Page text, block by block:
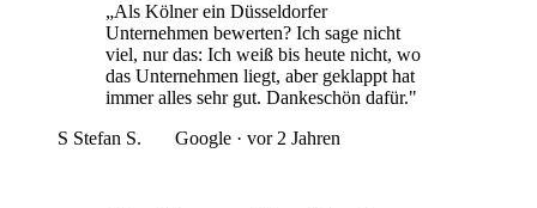
„Als Kölner ein Düsseldorfer
Unternehmen bewerten? Ich sage nicht
viel, nur das: Ich weiß bis heute nicht, wo
das Unternehmen liegt, aber geklappt hat
immer alles sehr gut. Dankeschön dafür."
S Stefan S. Google · vor 2 Jahren